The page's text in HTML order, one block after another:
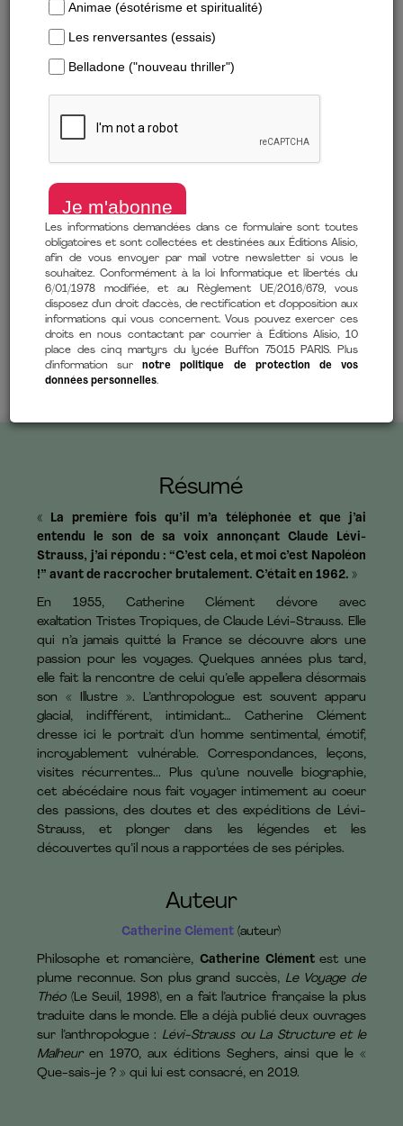
Télécharger un extrait
deCatherine Clément(auteur)
16 octobre 2025
Comment lire mon ebook ?
Résumé
« La première fois qu’il m’a téléphonée et que j’ai
entendu le son de sa voix annonçant Claude Lévi-
Strauss, j’ai répondu : “C’est cela, et moi c’est Napoléon
!” avant de raccrocher brutalement. C’était en 1962. »
En 1955, Catherine Clément dévore avec
exaltation Tristes Tropiques, de Claude Lévi-Strauss. Elle
qui n’a jamais quitté la France se découvre alors une
passion pour les voyages. Quelques années plus tard,
elle fait la rencontre de celui qu’elle appellera désormais
son « Illustre ». L’anthropologue est souvent apparu
glacial, indifférent, intimidant… Catherine Clément
dresse ici le portrait d’un homme sentimental, émotif,
incroyablement vulnérable. Correspondances, leçons,
visites récurrentes... Plus qu’une nouvelle biographie,
cet abécédaire nous fait voyager intimement au coeur
des passions, des doutes et des expéditions de Lévi-
Strauss, et plonger dans les légendes et les
découvertes qu’il nous a rapportées de ses périples.
Auteur
Catherine Clément (auteur)
Philosophe et romancière, Catherine Clémentest une
plume reconnue. Son plus grand succès, Le Voyage de
Théo (Le Seuil, 1998), en a fait l’autrice française la plus
traduite dans le monde. Elle a déjà publié deux ouvrages
sur l’anthropologue : Lévi-Strauss ou La Structure et le
Malheuren 1970, aux éditions Seghers, ainsi que le «
Que-sais-je ? » qui lui est consacré, en 2019.
Les informations demandées dans ce formulaire sont toutes
obligatoires et sont collectées et destinées aux Éditions Alisio,
afin de vous envoyer par mail votre newsletter si vous le
souhaitez. Conformément à la loi Informatique et libertés du
6/01/1978 modifiée, et au Règlement UE/2016/679, vous
disposez d'un droit d'accès, de rectification et d'opposition aux
informations qui vous concernent. Vous pouvez exercer ces
droits en nous contactant par courrier à Éditions Alisio, 10
place des cinq martyrs du lycée Buffon 75015 PARIS. Plus
d'information surnotre politique de protection de vos
données personnelles.